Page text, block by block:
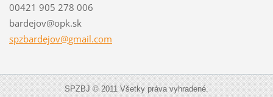
00421 905 278 006
bardejov@opk.sk
spzbardejov@gmail.com
SPZBJ © 2011 Všetky práva vyhradené.